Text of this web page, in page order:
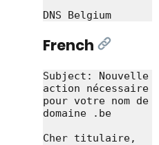
French [Link]
Subject: Nouvelle
action nécessaire
pour votre nom de
domaine .be
Cher titulaire,